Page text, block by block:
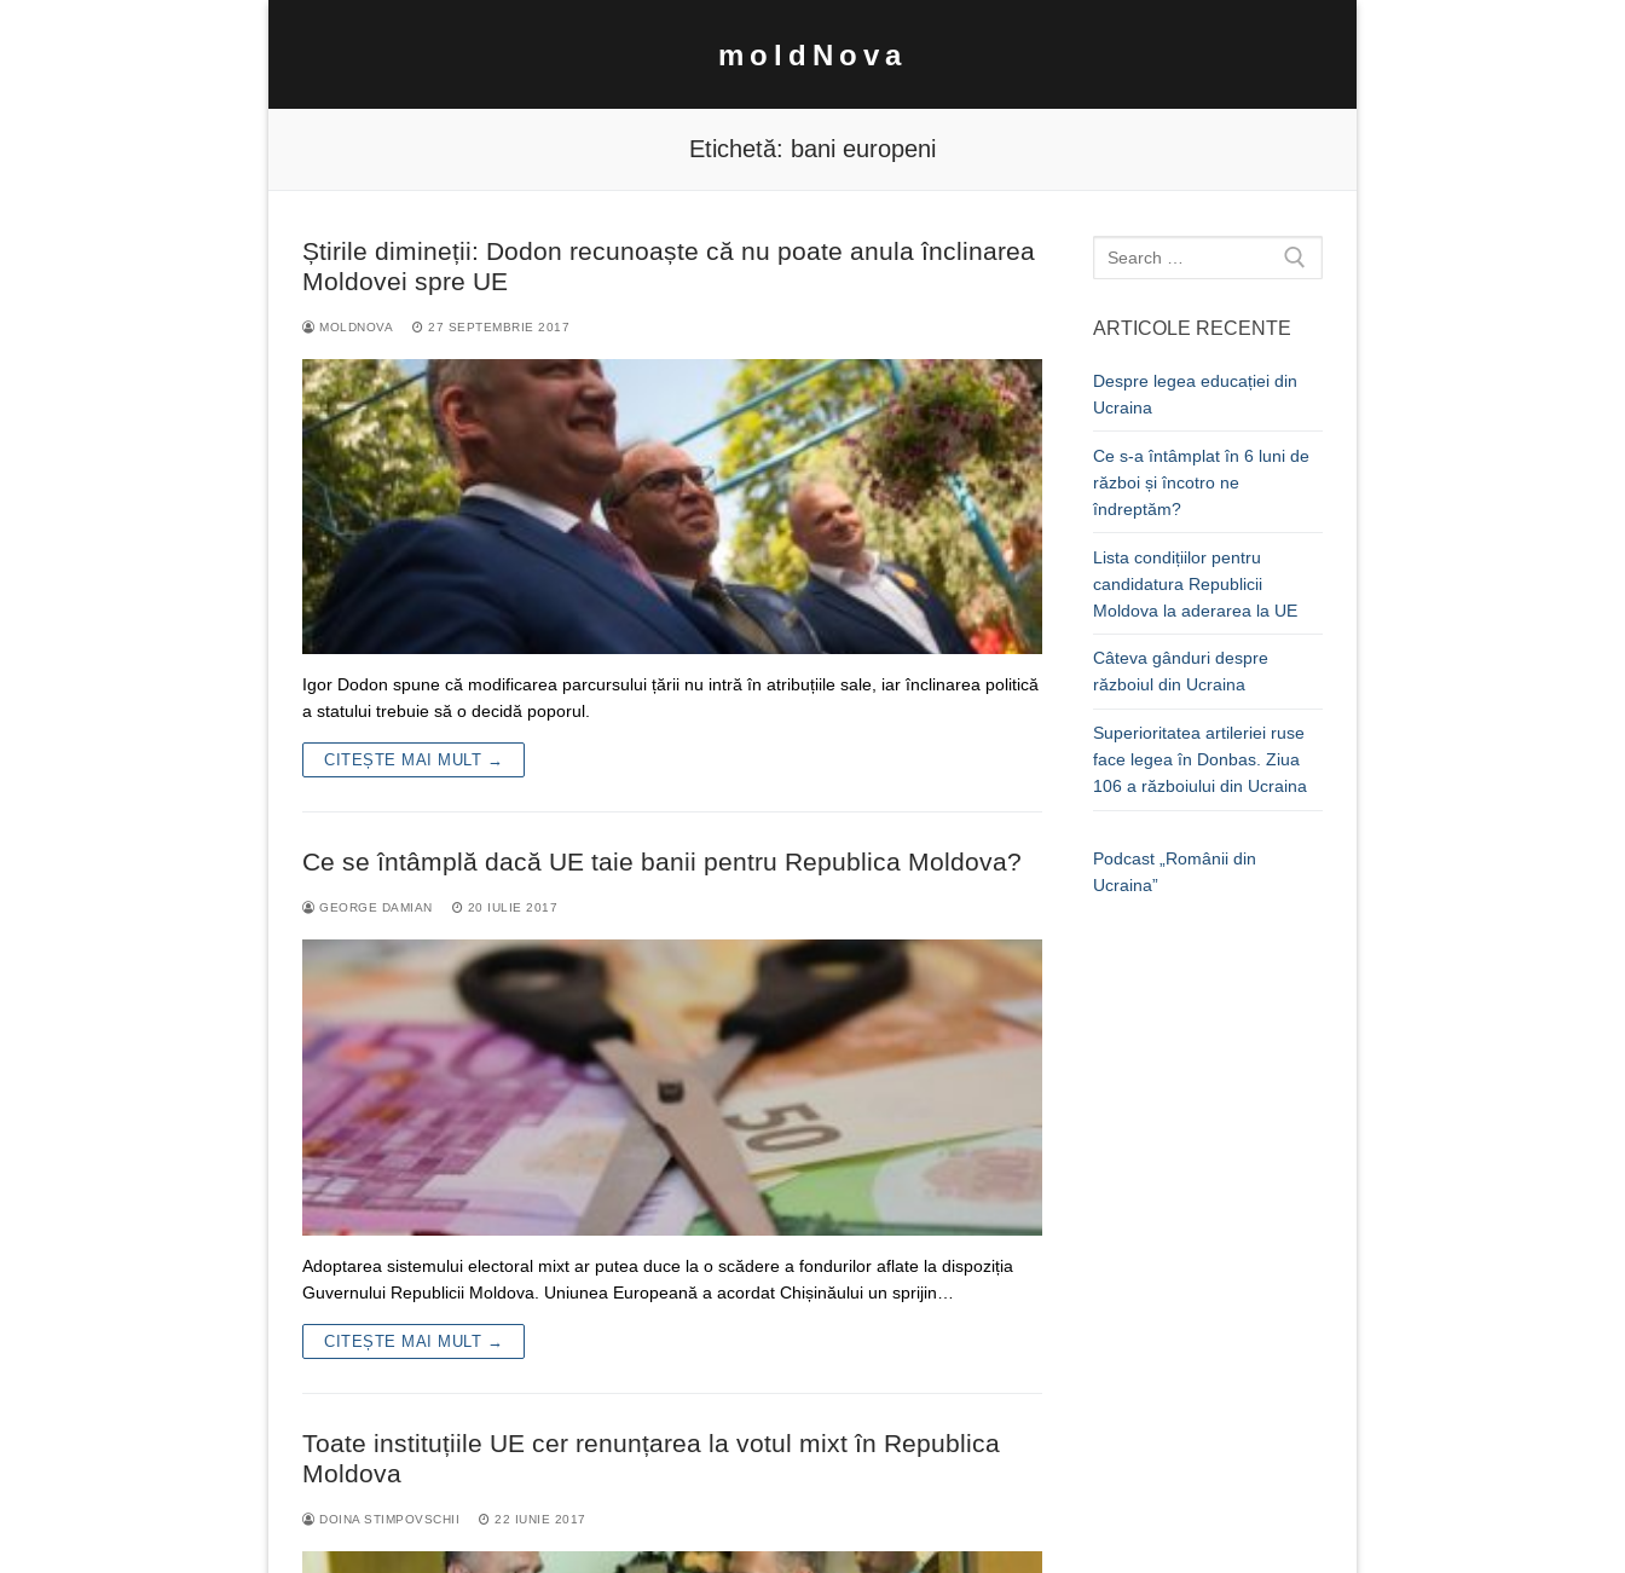
moldNova
Caută
după:
Etichetă: bani europeni
Știrile dimineții: Dodon recunoaște că nu poate anula înclinarea
Moldovei spre UE
MOLDNOVA 27 SEPTEMBRIE 2017
Igor Dodon spune că modificarea parcursului țării nu intră în atribuțiile sale, iar înclinarea politică
a statului trebuie să o decidă poporul.
CITEȘTE MAI MULT →
Ce se întâmplă dacă UE taie banii pentru Republica Moldova?
GEORGE DAMIAN 20 IULIE 2017
Adoptarea sistemului electoral mixt ar putea duce la o scădere a fondurilor aflate la dispoziția
Guvernului Republicii Moldova. Uniunea Europeană a acordat Chișinăului un sprijin…
CITEȘTE MAI MULT →
Toate instituțiile UE cer renunțarea la votul mixt în Republica
Moldova
DOINA STIMPOVSCHII 22 IUNIE 2017
Caută
după:
ARTICOLE RECENTE
Despre legea educației din
Ucraina
Ce s-a întâmplat în 6 luni de
război și încotro ne
îndreptăm?
Lista condițiilor pentru
candidatura Republicii
Moldova la aderarea la UE
Câteva gânduri despre
războiul din Ucraina
Superioritatea artileriei ruse
face legea în Donbas. Ziua
106 a războiului din Ucraina
Podcast „Românii din
Ucraina”